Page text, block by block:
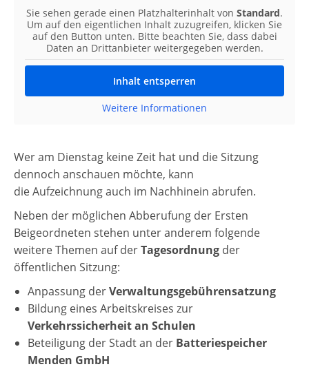
Sie sehen gerade einen Platzhalterinhalt von Standard.
Um auf den eigentlichen Inhalt zuzugreifen, klicken Sie
auf den Button unten. Bitte beachten Sie, dass dabei
Daten an Drittanbieter weitergegeben werden.
Inhalt entsperren
Weitere Informationen
Wer am Dienstag keine Zeit hat und die Sitzung
dennoch anschauen möchte, kann
die Aufzeichnung auch im Nachhinein abrufen.
Neben der möglichen Abberufung der Ersten
Beigeordneten stehen unter anderem folgende
weitere Themen auf derTagesordnung der
öffentlichen Sitzung:
Anpassung derVerwaltungsgebührensatzung
Bildung eines Arbeitskreises zur
Verkehrssicherheit an Schulen
Beteiligung der Stadt an der Batteriespeicher
Menden GmbH